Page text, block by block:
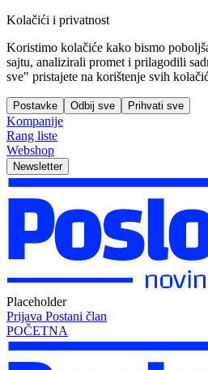
Kolačići i privatnost
Koristimo kolačiće kako bismo
sajtu, analizirali promet i prilagodili
sve" pristajete na korištenje svih
Postavke Odbij sve Prihvati sve
Kompanije
Rang liste
Webshop
Newsletter
Placeholder
Prijava Postani član
POČETNA